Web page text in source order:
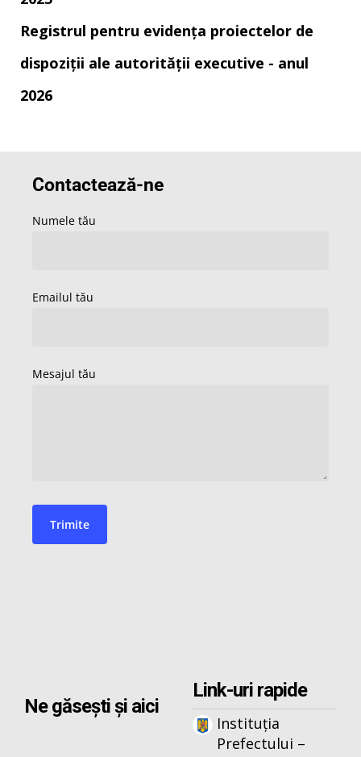
Registrul pentru evidența proiectelor de
dispoziții ale autorității executive - anul
2026
Ne găsești și aici
Link-uri rapide
Instituția
Prefectului –